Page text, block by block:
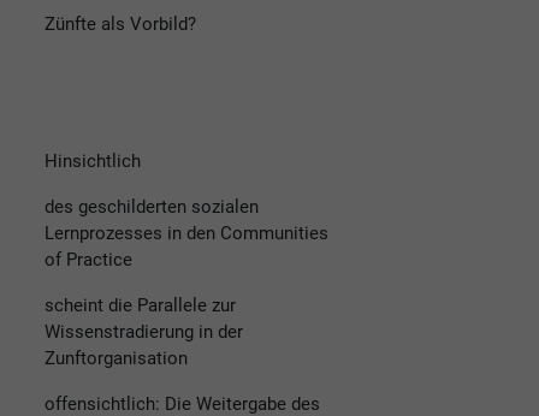
Zünfte als Vorbild?
Hinsichtlich
des geschilderten sozialen
Lernprozesses in den Communities
of Practice
scheint die Parallele zur
Wissenstradierung in der
Zunftorganisation
offensichtlich: Die Weitergabe des